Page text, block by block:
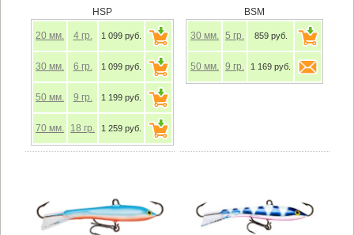
HSP
20 мм. 4 гр. 1 099 руб.
30 мм. 6 гр. 1 099 руб.
50 мм. 9 гр. 1 199 руб.
70 мм. 18 гр. 1 259 руб.
BSM
30 мм. 5 гр. 859 руб.
50 мм. 9 гр. 1 169 руб.